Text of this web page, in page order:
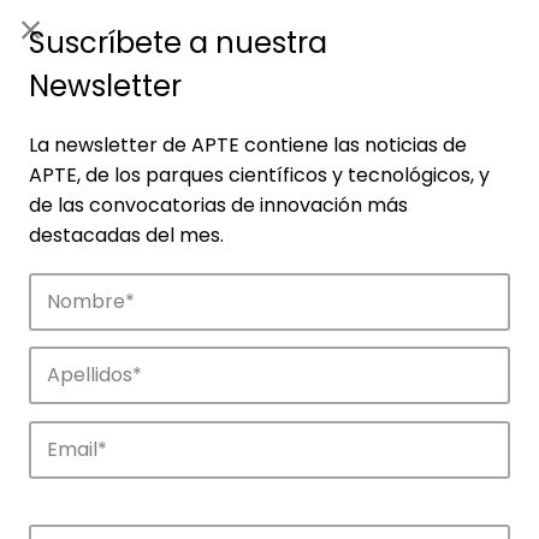
Empresas
Descubre las empresas que impulsan la
innovación en los parques de APTE.
Suscríbete a nuestra
Newsletter
La newsletter de APTE contiene las noticias de
APTE, de los parques científicos y tecnológicos, y
de las convocatorias de innovación más
destacadas del mes.